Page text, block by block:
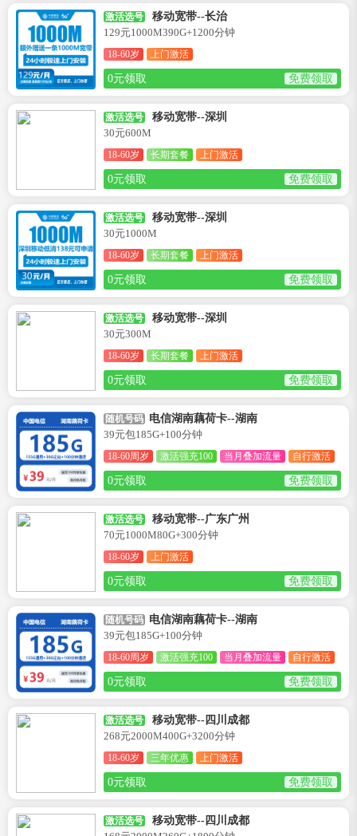
激活选号
移动宽带--长治
129元1000M390G+1200分钟
18-60岁 上门激活
0元领取 免费领取
激活选号
移动宽带--深圳
30元600M
18-60岁 长期套餐 上门激活
0元领取 免费领取
激活选号
移动宽带--深圳
30元1000M
18-60岁 长期套餐 上门激活
0元领取 免费领取
激活选号
移动宽带--深圳
30元300M
18-60岁 长期套餐 上门激活
0元领取 免费领取
随机号码 电信湖南藕荷卡--湖南
39元包185G+100分钟
18-60周岁 激活强充100 当月叠加流量 自行激活
0元领取 免费领取
激活选号
移动宽带--广东广州
70元1000M80G+300分钟
18-60岁 上门激活
0元领取 免费领取
随机号码 电信湖南藕荷卡--湖南
39元包185G+100分钟
18-60周岁 激活强充100 当月叠加流量 自行激活
0元领取 免费领取
激活选号
移动宽带--四川成都
268元2000M400G+3200分钟
18-60岁 三年优惠 上门激活
0元领取 免费领取
激活选号
移动宽带--四川成都